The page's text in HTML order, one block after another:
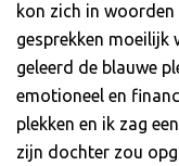
kon zich in
gesprekken moeilijk
geleerd de blauwe
emotioneel en
plekken en ik zag
zijn dochter zou